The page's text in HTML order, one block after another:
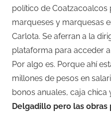
político de Coatzacoalcos
marqueses y marquesas
Carlota. Se aferran a la
plataforma para acceder
Por algo es. Porque ahí
millones de pesos en
bonos anuales, caja chica
Delgadillo pero las